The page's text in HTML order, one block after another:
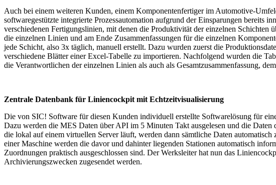
Auch bei einem weiteren Kunden, einem Komponentenfertiger im Automotive-
softwaregestützte integrierte Prozessautomation aufgrund der Einsparungen bereits
verschiedenen Fertigungslinien, mit denen die Produktivität der einzelnen
die einzelnen Linien und am Ende Zusammenfassungen für die einzelnen
jede Schicht, also 3x täglich, manuell erstellt. Dazu wurden zuerst die
verschiedene Blätter einer Excel-Tabelle zu importieren. Nachfolgend wurden die
die Verantwortlichen der einzelnen Linien als auch als Gesamtzusammenfassung,
Zentrale Datenbank für Liniencockpit mit Echtzeitvisualisierung
Die von SIC! Software für diesen Kunden individuell erstellte Softwarelösung für
Dazu werden die MES Daten über API im 5 Minuten Takt ausgelesen und die
die lokal auf einem virtuellen Server läuft, werden dann sämtliche Daten
einer Maschine werden die davor und dahinter liegenden Stationen automatisch
Zuordnungen praktisch ausgeschlossen sind. Der Werksleiter hat nun das
Archivierungszwecken zugesendet werden.